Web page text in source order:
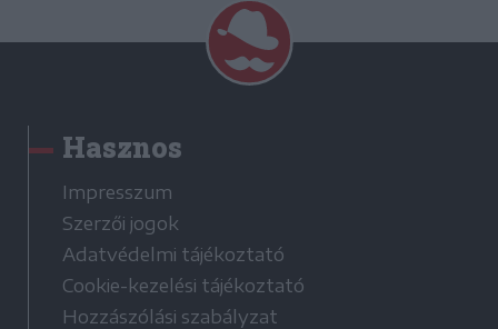
Hasznos
Impresszum
Szerzői jogok
Adatvédelmi tájékoztató
Cookie-kezelési tájékoztató
Hozzászólási szabályzat